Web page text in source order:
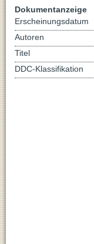
Dokumentanzeige
Erscheinungsdatum
Autoren
Titel
DDC-Klassifikation